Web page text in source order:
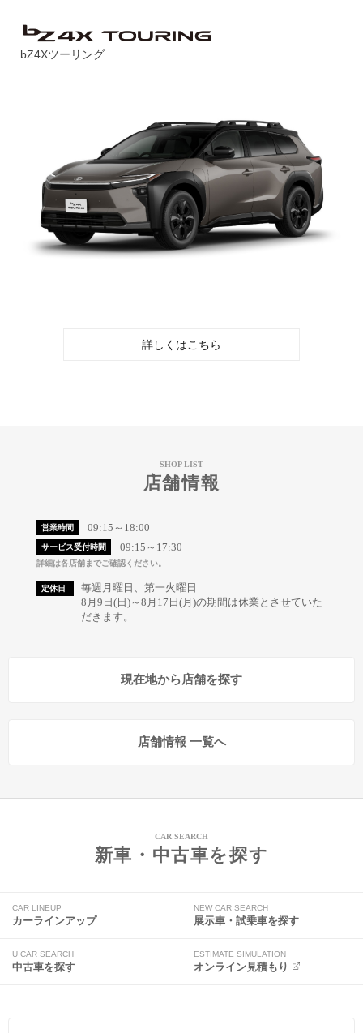
bZ4Xツーリング
詳しくはこちら
SHOP LIST
店舗情報
営業時間 09:15～18:00
サービス受付時間 09:15～17:30
詳細は各店舗までご確認ください。
定休日
毎週月曜日、第一火曜日
8月9日(日)～8月17日(月)の期間は休業とさせていた
だきます。
現在地から店舗を探す
店舗情報 一覧へ
CAR SEARCH
新車・中古車を探す
CAR LINEUP
カーラインアップ
NEW CAR SEARCH
展示車・試乗車を探す
U CAR SEARCH
中古車を探す
ESTIMATE SIMULATION
オンライン見積もり